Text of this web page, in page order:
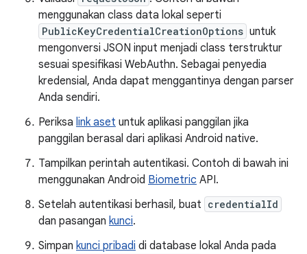
menggunakan class data lokal seperti
PublicKeyCredentialCreationOptions untuk
mengonversi JSON input menjadi class terstruktur
sesuai spesifikasi WebAuthn. Sebagai penyedia
kredensial, Anda dapat menggantinya dengan parser
Anda sendiri.
Periksa link aset untuk aplikasi panggilan jika
panggilan berasal dari aplikasi Android native.
Tampilkan perintah autentikasi. Contoh di bawah ini
menggunakan Android Biometric API.
Setelah autentikasi berhasil, buat credentialId
dan pasangan kunci.
Simpan kunci pribadi di database lokal Anda pada